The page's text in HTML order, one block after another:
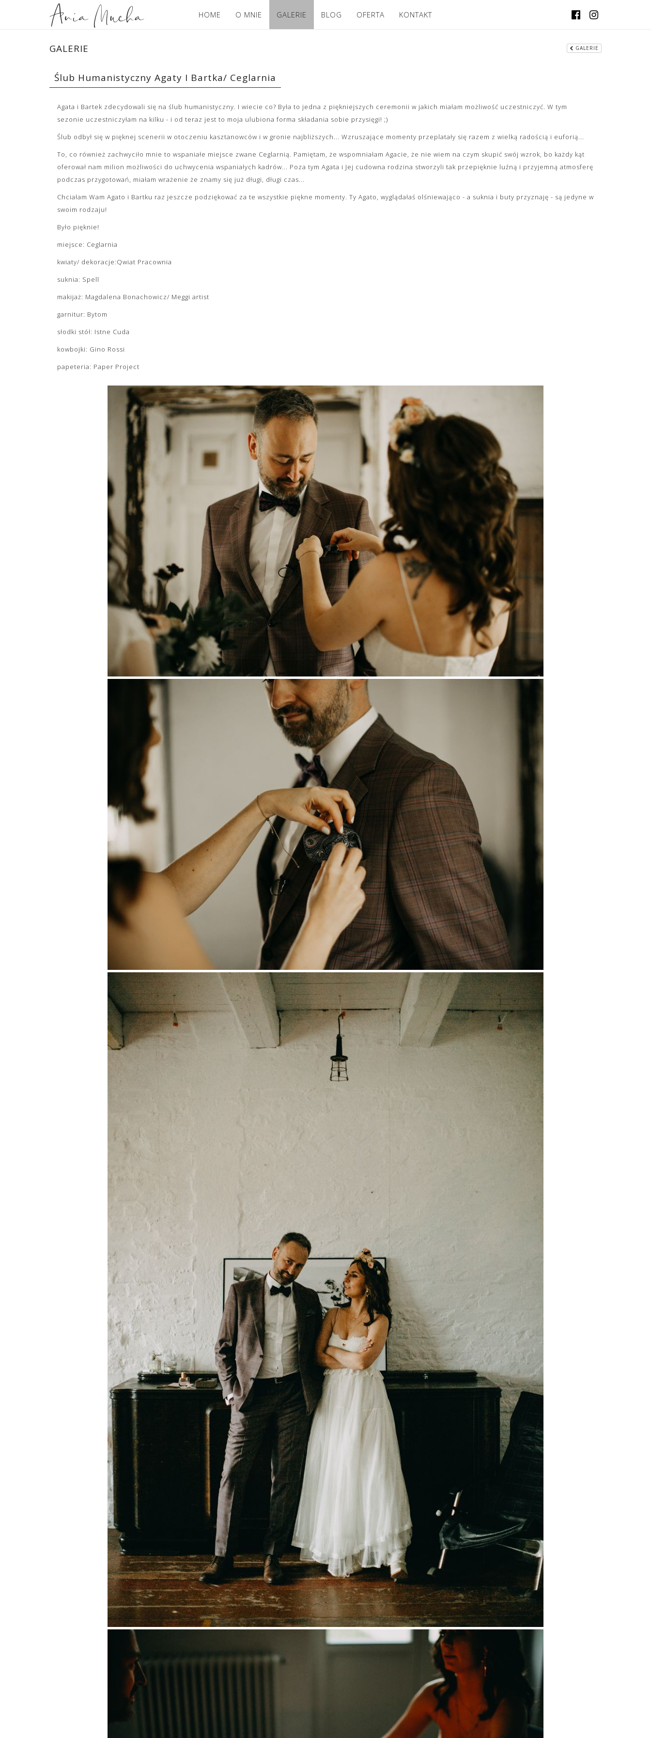
HOME O MNIE GALERIE BLOG OFERTA KONTAKT
GALERIE GALERIE
Ślub Humanistyczny Agaty I Bartka/ Ceglarnia
Agata i Bartek zdecydowali się na ślub humanistyczny. I wiecie co? Była to jedna z piękniejszych ceremonii w jakich miałam możliwość uczestniczyć. W tym
sezonie uczestniczyłam na kilku - i od teraz jest to moja ulubiona forma składania sobie przysięgi! ;)
Ślub odbył się w pięknej scenerii w otoczeniu kasztanowców i w gronie najbliższych... Wzruszające momenty przeplatały się razem z wielką radością i euforią...
To, co również zachwyciło mnie to wspaniałe miejsce zwane Ceglarnią. Pamiętam, że wspomniałam Agacie, że nie wiem na czym skupić swój wzrok, bo każdy kąt
oferował nam milion możliwości do uchwycenia wspaniałych kadrów... Poza tym Agata i Jej cudowna rodzina stworzyli tak przepięknie luźną i przyjemną atmosferę
podczas przygotowań, miałam wrażenie że znamy się już długi, długi czas...
Chciałam Wam Agato i Bartku raz jeszcze podziękować za te wszystkie piękne momenty. Ty Agato, wyglądałaś olśniewająco - a suknia i buty przyznaję - są jedyne w
swoim rodzaju!
Było pięknie!
miejsce: Ceglarnia
kwiaty/ dekoracje:Qwiat Pracownia
suknia: Spell
makijaż: Magdalena Bonachowicz/ Meggi artist
garnitur: Bytom
słodki stół: Istne Cuda
kowbojki: Gino Rossi
papeteria: Paper Project